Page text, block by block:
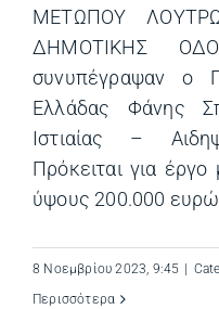
ΜΕΤΩΠΟΥ
ΔΗΜΟΤΙΚΗΣ
συνυπέγραψαν ο
Ελλάδας Φάνης
Ιστιαίας –
Πρόκειται για
ύψους 200.000
8 Νοεμβρίου 2023, 9:45
Περισσότερα